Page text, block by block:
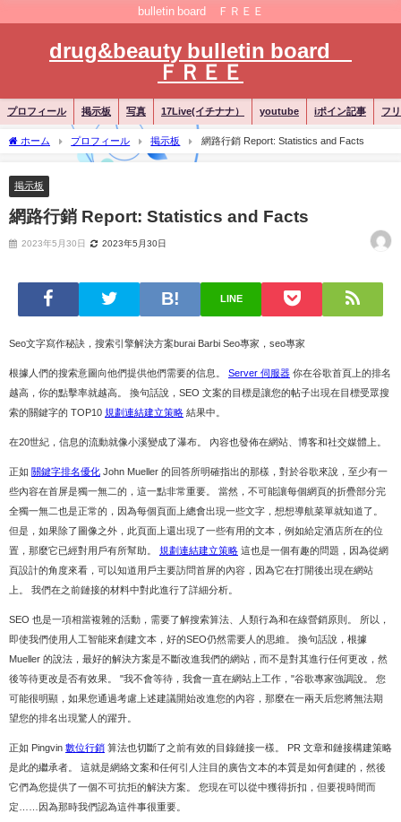
bulletin board ＦＲＥＥ
drug&beauty bulletin board
ＦＲＥＥ
プロフィール 掲示板 写真 17Live(イチナナ） youtube iポイン記事 フ
ホーム プロフィール 掲示板 網路行銷 Report: Statistics and Facts
掲示板
網路行銷 Report: Statistics and Facts
2023年5月30日 2023年5月30日
LINE
Seo文字寫作秘訣，搜索引擎解決方案burai Barbi Seo專家，seo專家
根據人們的搜索意圖向他們提供他們需要的信息。 Server 伺服器 你在谷歌首頁上的排名
越高，你的點擊率就越高。 換句話說，SEO 文案的目標是讓您的帖子出現在目標受眾搜
索的關鍵字的 TOP10 規劃連結建立策略 結果中。
在20世紀，信息的流動就像小溪變成了瀑布。 內容也發佈在網站、博客和社交媒體上。
正如 關鍵字排名優化 John Mueller 的回答所明確指出的那樣，對於谷歌來說，至少有一
些內容在首屏是獨一無二的，這一點非常重要。 當然，不可能讓每個網頁的折疊部分完
全獨一無二也是正常的，因為每個頁面上總會出現一些文字，想想導航菜單就知道了。
但是，如果除了圖像之外，此頁面上還出現了一些有用的文本，例如給定酒店所在的位
置，那麼它已經對用戶有所幫助。 規劃連結建立策略 這也是一個有趣的問題，因為從網
頁設計的角度來看，可以知道用戶主要訪問首屏的內容，因為它在打開後出現在網站
上。 我們在之前鏈接的材料中對此進行了詳細分析。
SEO 也是一項相當複雜的活動，需要了解搜索算法、人類行為和在線營銷原則。 所以，
即使我們使用人工智能來創建文本，好的SEO仍然需要人的思維。 換句話說，根據
Mueller 的說法，最好的解決方案是不斷改進我們的網站，而不是對其進行任何更改，然
後等待更改是否有效果。 "我不會等待，我會一直在網站上工作，"谷歌專家強調說。 您
可能很明顯，如果您通過考慮上述建議開始改進您的內容，那麼在一兩天后您將無法期
望您的排名出現驚人的躍升。
正如 Pingvin 數位行銷 算法也切斷了之前有效的目錄鏈接一樣。 PR 文章和鏈接構建策略
是此的繼承者。 這就是網絡文案和任何引人注目的廣告文本的本質是如何創建的，然後
它們為您提供了一個不可抗拒的解決方案。 您現在可以從中獲得折扣，但要視時間而
定……因為那時我們認為這件事很重要。